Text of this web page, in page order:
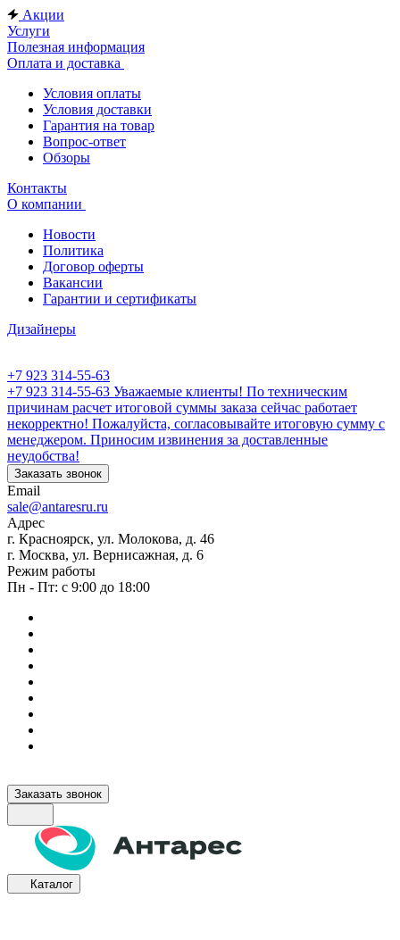
Акции
Услуги
Полезная информация
Оплата и доставка
Условия оплаты
Условия доставки
Гарантия на товар
Вопрос-ответ
Обзоры
Контакты
О компании
Новости
Политика
Договор оферты
Вакансии
Гарантии и сертификаты
Дизайнеры
+7 923 314-55-63
+7 923 314-55-63 Уважаемые клиенты! По техническим
причинам расчет итоговой суммы заказа сейчас работает
некорректно! Пожалуйста, согласовывайте итоговую сумму с
менеджером. Приносим извинения за доставленные
неудобства!
Заказать звонок
Email
sale@antaresru.ru
Адрес
г. Красноярск, ул. Молокова, д. 46
г. Москва, ул. Вернисажная, д. 6
Режим работы
Пн - Пт: с 9:00 до 18:00
Заказать звонок
Каталог